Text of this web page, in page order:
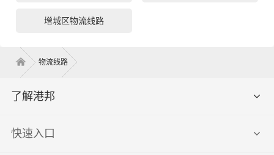
增城区物流线路
物流线路
了解港邦
快速入口